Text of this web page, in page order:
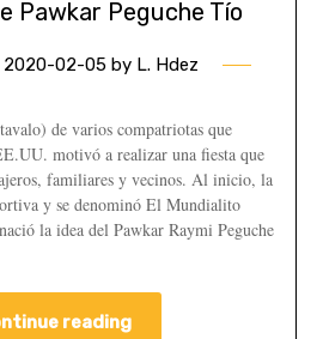
Pawkar Peguche Tío
2020-02-05 by L. Hdez
de varios compatriotas que
motivó a realizar una fiesta que
familiares y vecinos. Al inicio, la
y se denominó El Mundialito
la idea del Pawkar Raymi Peguche
reading